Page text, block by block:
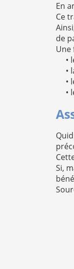
En
Ce
de
Une
•
•
•
•
Si,